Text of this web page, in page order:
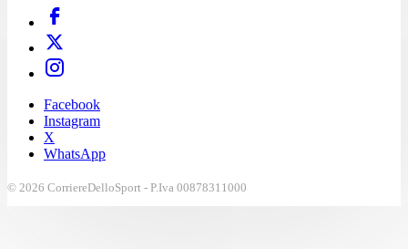
Facebook
Instagram
X
WhatsApp
© 2026 CorriereDelloSport - P.Iva 00878311000